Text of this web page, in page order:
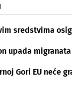
sredstvima
upada
Gori EU neće